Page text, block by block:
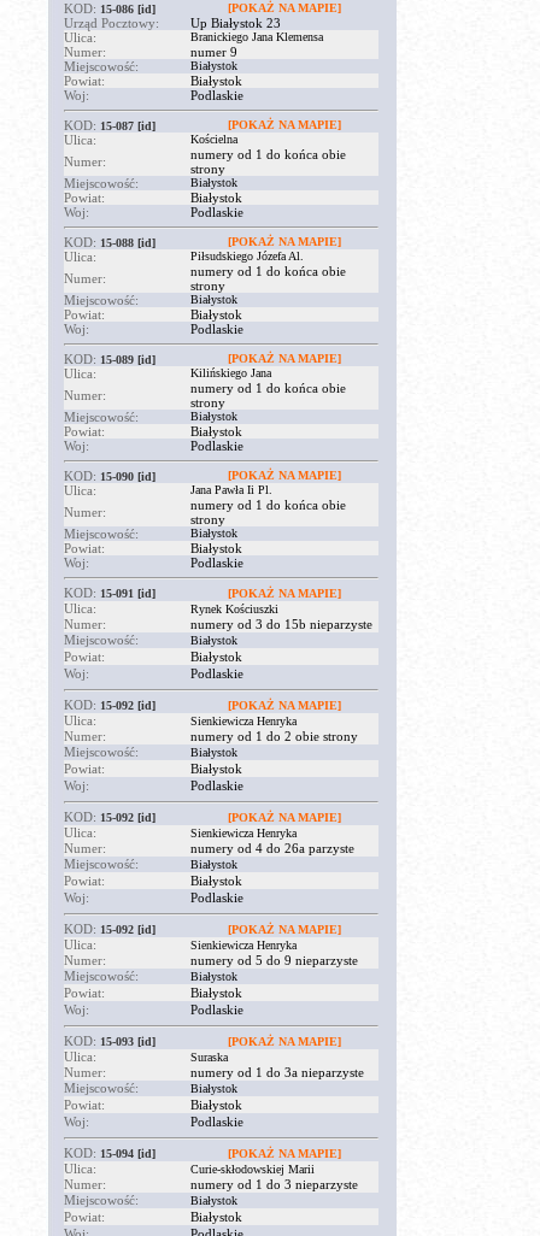
KOD: 15-086 [id] [POKAŻ NA MAPIE]
Urząd Pocztowy:
Up Białystok 23
Ulica:
Branickiego Jana Klemensa
Numer:
numer 9
Miejscowość:
Białystok
Powiat:
Białystok
Woj:
Podlaskie
KOD: 15-087 [id] [POKAŻ NA MAPIE]
Ulica: Kościelna
Numer:
numery od 1 do końca obie
strony
Miejscowość:
Białystok
Powiat:
Białystok
Woj:
Podlaskie
KOD: 15-088 [id] [POKAŻ NA MAPIE]
Ulica: Piłsudskiego Józefa Al.
Numer:
numery od 1 do końca obie
strony
Miejscowość:
Białystok
Powiat:
Białystok
Woj:
Podlaskie
KOD: 15-089 [id] [POKAŻ NA MAPIE]
Ulica: Kilińskiego Jana
Numer:
numery od 1 do końca obie
strony
Miejscowość:
Białystok
Powiat:
Białystok
Woj:
Podlaskie
KOD: 15-090 [id] [POKAŻ NA MAPIE]
Ulica: Jana Pawła Ii Pl.
Numer:
numery od 1 do końca obie
strony
Miejscowość:
Białystok
Powiat:
Białystok
Woj:
Podlaskie
KOD: 15-091 [id] [POKAŻ NA MAPIE]
Ulica: Rynek Kościuszki
Numer:
numery od 3 do 15b nieparzyste
Miejscowość:
Białystok
Powiat:
Białystok
Woj:
Podlaskie
KOD: 15-092 [id] [POKAŻ NA MAPIE]
Ulica: Sienkiewicza Henryka
Numer:
numery od 1 do 2 obie strony
Miejscowość:
Białystok
Powiat:
Białystok
Woj:
Podlaskie
KOD: 15-092 [id] [POKAŻ NA MAPIE]
Ulica: Sienkiewicza Henryka
Numer:
numery od 4 do 26a parzyste
Miejscowość:
Białystok
Powiat:
Białystok
Woj:
Podlaskie
KOD: 15-092 [id] [POKAŻ NA MAPIE]
Ulica: Sienkiewicza Henryka
Numer:
numery od 5 do 9 nieparzyste
Miejscowość:
Białystok
Powiat:
Białystok
Woj:
Podlaskie
KOD: 15-093 [id] [POKAŻ NA MAPIE]
Ulica: Suraska
Numer:
numery od 1 do 3a nieparzyste
Miejscowość:
Białystok
Powiat:
Białystok
Woj:
Podlaskie
KOD: 15-094 [id] [POKAŻ NA MAPIE]
Ulica: Curie-skłodowskiej Marii
Numer:
numery od 1 do 3 nieparzyste
Miejscowość:
Białystok
Powiat:
Białystok